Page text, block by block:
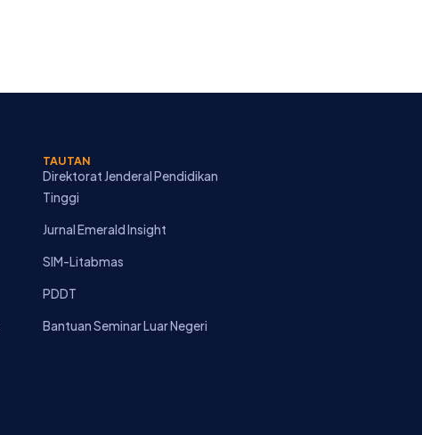
TAUTAN
Direktorat Jenderal Pendidikan
Tinggi
Jurnal Emerald Insight
SIM-Litabmas
PDDT
Bantuan Seminar Luar Negeri